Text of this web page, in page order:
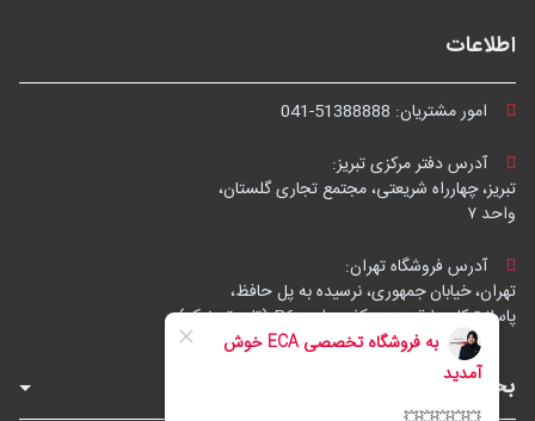
اطلاعات
امور مشتریان: 041-51388888
آدرس دفتر مرکزی تبریز:
تبریز، چهارراه شریعتی، مجتمع تجاری گلستان،
واحد ۷
آدرس فروشگاه تهران:
تهران، خیابان جمهوری، نرسیده به پل حافظ،
پاساژ توکل، طبقه زیرهمکف، واحد B6 (تاپ ترونیک)
بخش‌های فروشگاه